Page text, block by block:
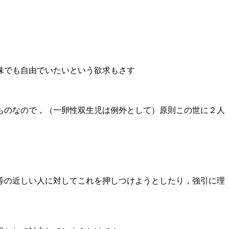
も自由でいたいという欲求もさす
なので，（一卵性双生児は例外として）原則この世に２人
近しい人に対してこれを押しつけようとしたり，強引に理